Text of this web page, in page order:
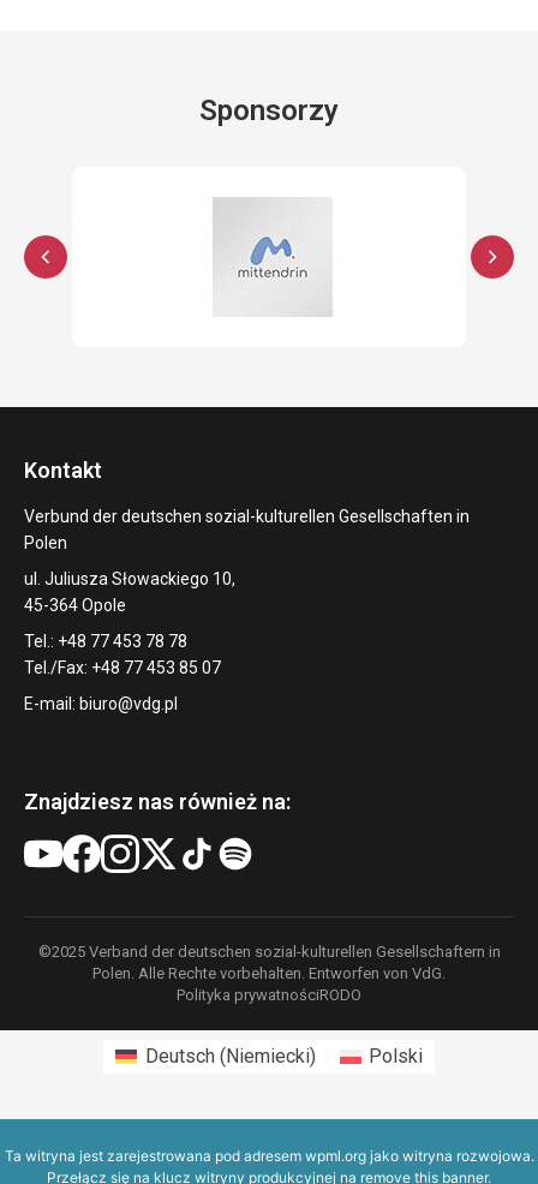
Sponsorzy
Kontakt
Verbund der deutschen sozial-kulturellen Gesellschaften in
Polen
ul. Juliusza Słowackiego 10,
45-364 Opole
Tel.: +48 77 453 78 78
Tel./Fax: +48 77 453 85 07
E-mail: biuro@vdg.pl
Znajdziesz nas również na:
©2025 Verband der deutschen sozial-kulturellen Gesellschaftern in
Polen. Alle Rechte vorbehalten. Entworfen von VdG.
Polityka prywatnościRODO
Deutsch(Niemiecki) Polski
Ta witryna jest zarejestrowana pod adresem wpml.orgjako witryna rozwojowa.
Przełącz się na klucz witryny produkcyjnej na remove this banner.